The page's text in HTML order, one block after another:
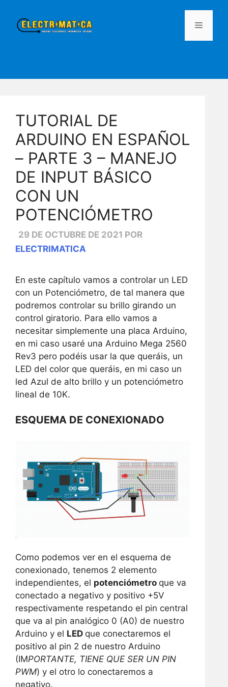
contenido
MENÚ
TUTORIAL DE
ARDUINO EN ESPAÑOL
– PARTE 3 – MANEJO
DE INPUT BÁSICO
CON UN
POTENCIÓMETRO
29 DE OCTUBRE DE 2021 POR
ELECTRIMATICA
En este capítulo vamos a controlar un LED
con un Potenciómetro, de tal manera que
podremos controlar su brillo girando un
control giratorio. Para ello vamos a
necesitar simplemente una placa Arduino,
en mi caso usaré una Arduino Mega 2560
Rev3 pero podéis usar la que queráis, un
LED del color que queráis, en mi caso un
led Azul de alto brillo y un potenciómetro
lineal de 10K.
ESQUEMA DE CONEXIONADO
Como podemos ver en el esquema de
conexionado, tenemos 2 elemento
independientes, el potenciómetro que va
conectado a negativo y positivo +5V
respectivamente respetando el pin central
que va al pin analógico 0 (A0) de nuestro
Arduino y el LED que conectaremos el
positivo al pin 2 de nuestro Arduino
(IMPORTANTE, TIENE QUE SER UN PIN
PWM) y el otro lo conectaremos a
negativo.